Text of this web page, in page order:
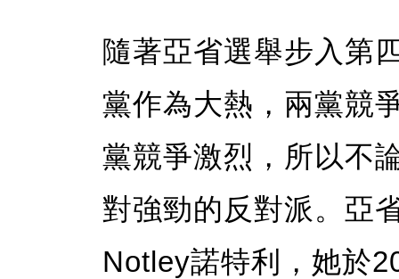
隨著亞省選舉步入第
黨作為大熱，兩黨競
黨競爭激烈，所以不
對強勁的反對派。亞
Notley諾特利，她於